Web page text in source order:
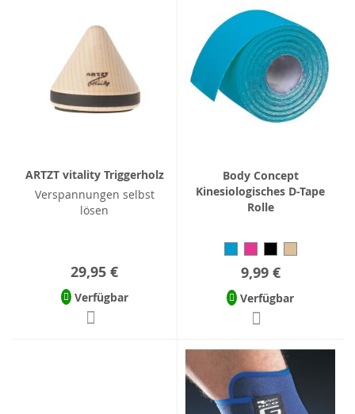
ARTZT vitality Triggerholz
Verspannungen selbst
lösen
29,95 €
Verfügbar
Body Concept
Kinesiologisches D-Tape
Rolle
9,99 €
Verfügbar